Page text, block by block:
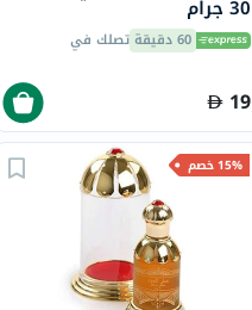
30 جرام
60 دقيقة تصلك في
19
15% خصم